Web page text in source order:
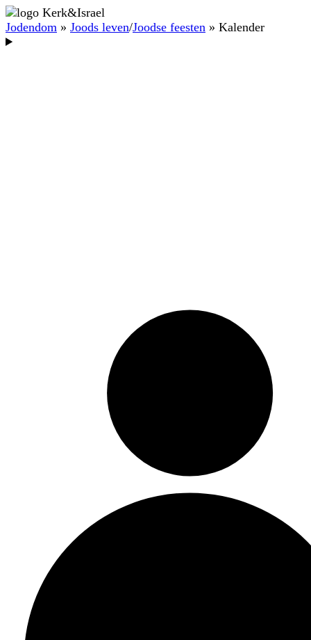
Jodendom » Joods leven/Joodse feesten » Kalender